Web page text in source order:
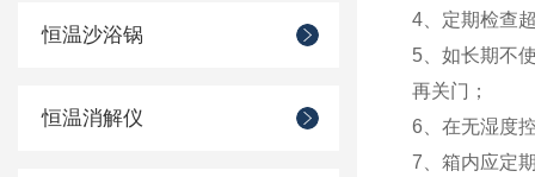
恒温沙浴锅
恒温消解仪
4、定期检查
5、如长期不
再关门；
6、在无湿度
7、箱内应定